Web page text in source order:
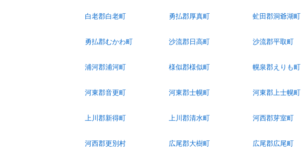
白老郡白老町 勇払郡厚真町 虻田郡洞爺湖町
勇払郡むかわ町 沙流郡日高町 沙流郡平取町
浦河郡浦河町 様似郡様似町 幌泉郡えりも町
河東郡音更町 河東郡士幌町 河東郡上士幌町
上川郡新得町 上川郡清水町 河西郡芽室町
河西郡更別村 広尾郡大樹町 広尾郡広尾町